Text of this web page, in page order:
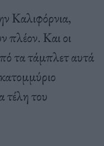
Καλιφόρνια,
πλέον. Και οι
τα τάμπλετ αυτά
τέλη του